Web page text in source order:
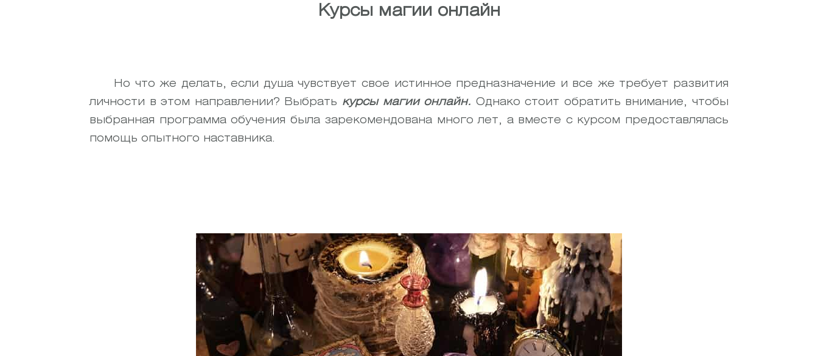
Курсы магии онлайн
Но что же делать, если душа чувствует свое истинное предназначение и все же требует развития
личности в этом направлении? Выбрать курсы магии онлайн. Однако стоит обратить внимание, чтобы
выбранная программа обучения была зарекомендована много лет, а вместе с курсом предоставлялась
помощь опытного наставника.